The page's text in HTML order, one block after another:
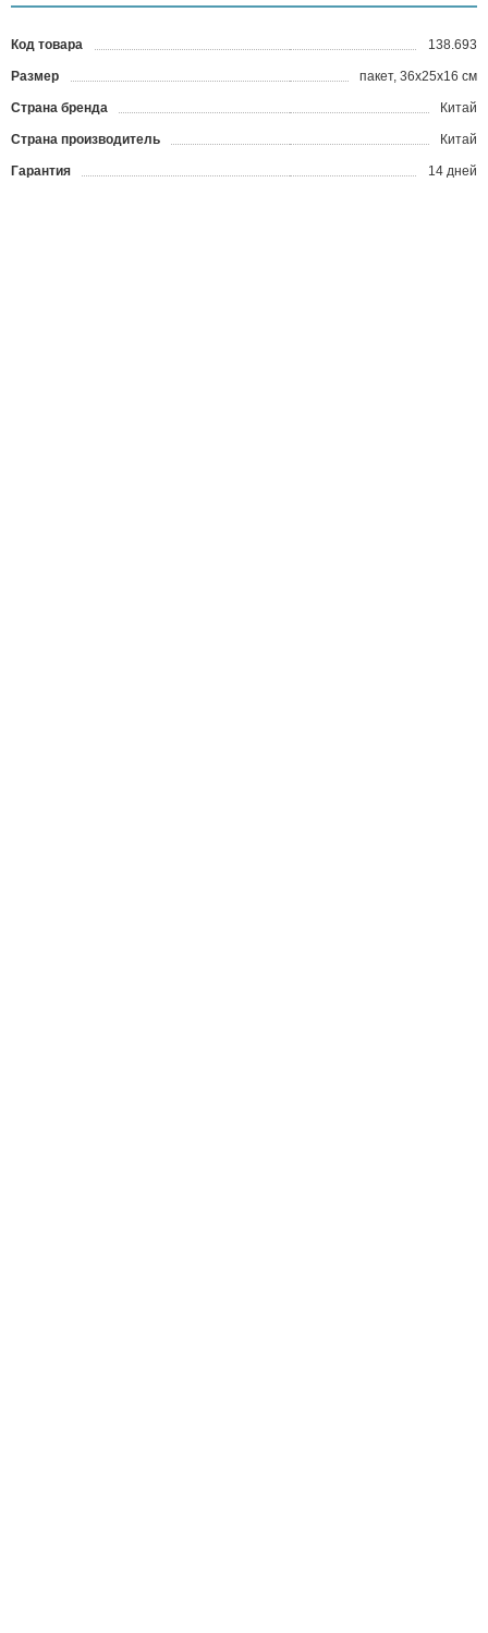
Код товара 138.693
Размер пакет, 36х25х16 см
Страна бренда Китай
Страна производитель Китай
Гарантия 14 дней